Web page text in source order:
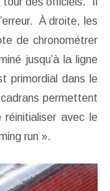
À droite, les
de chronométrer
jusqu’à la ligne
dans le
permettent
avec le
run ».